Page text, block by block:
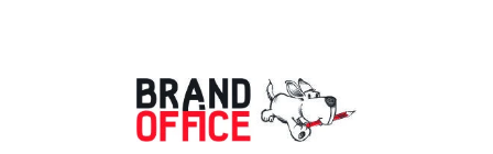
Unitate Protejata - PRODUCTIE
Hartie copiator si produse